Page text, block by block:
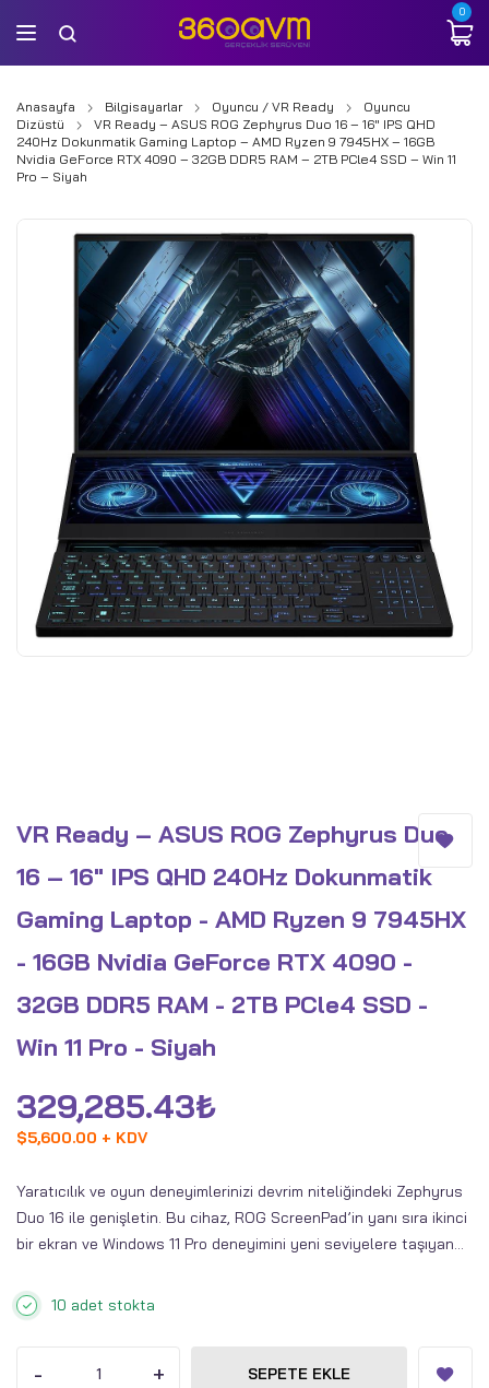
0
Anasayfa Bilgisayarlar Oyuncu / VR Ready
Oyuncu
Dizüstü
VR Ready – ASUS ROG Zephyrus Duo 16 – 16″ IPS QHD
240Hz Dokunmatik Gaming Laptop – AMD Ryzen 9 7945HX – 16GB
Nvidia GeForce RTX 4090 – 32GB DDR5 RAM – 2TB PCle4 SSD – Win 11
Pro – Siyah
VR Ready – ASUS ROG Zephyrus Duo
16 – 16" IPS QHD 240Hz Dokunmatik
Gaming Laptop - AMD Ryzen 9 7945HX
- 16GB Nvidia GeForce RTX 4090 -
32GB DDR5 RAM - 2TB PCle4 SSD -
Win 11 Pro - Siyah
329,285.43₺
$5,600.00 + KDV
Yaratıcılık ve oyun deneyimlerinizi devrim niteliğindeki Zephyrus
Duo 16 ile genişletin. Bu cihaz, ROG ScreenPad’in yanı sıra ikinci
bir ekran ve Windows 11 Pro deneyimini yeni seviyelere taşıyan
Serisi işlemciler ve NVIDIA GeForce RTX 40 Serisi grafik
kartlarından maksimum performansı ortaya çıkarın. Yüksek
cihazla, her yerde yaratıcı çalışmalar yapabilir, oyun oynayabilir
10 adet stokta
- + SEPETE EKLE